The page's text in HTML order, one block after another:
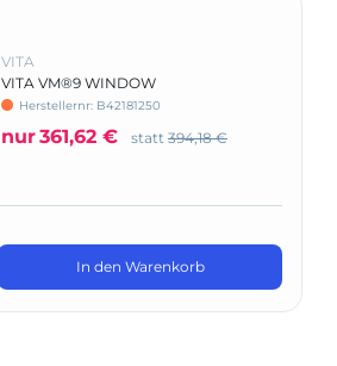
VITA
VITA VM®9 WINDOW
Herstellernr: B42181250
nur361,62 € statt 394,18 €
In den Warenkorb